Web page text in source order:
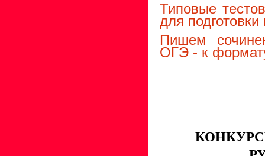
Типовые
для
Пишем
ОГЭ - к